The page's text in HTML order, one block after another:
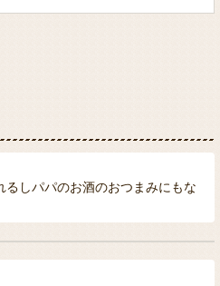
るしパパのお酒のおつまみにもな